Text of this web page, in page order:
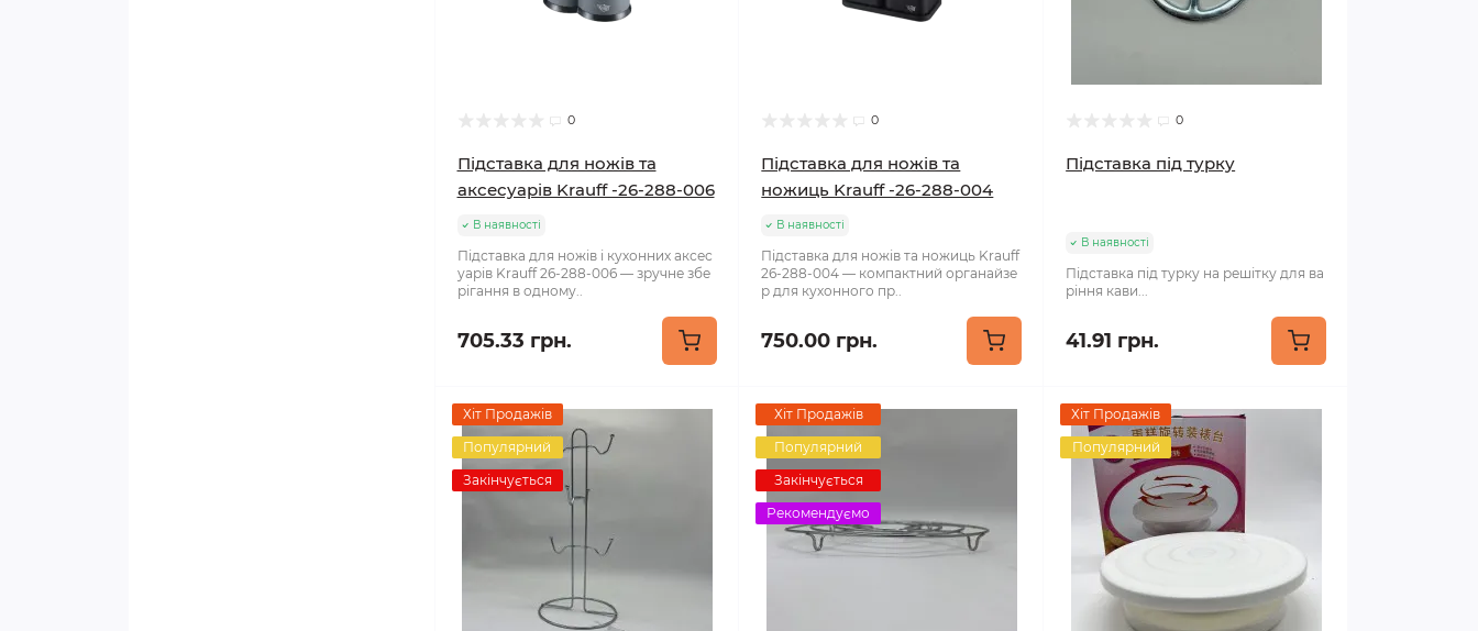
0
Підставка для ножів та
аксесуарів Krauff -26-288-006
В наявності
Підставка для ножів і кухонних аксес
уарів Krauff 26-288-006 — зручне збе
рігання в одному..
705.33 грн.
0
Підставка для ножів та
ножиць Krauff -26-288-004
В наявності
Підставка для ножів та ножиць Krauff
26-288-004 — компактний органайзе
р для кухонного пр..
750.00 грн.
0
Підставка під турку
В наявності
Підставка під турку на решітку для ва
ріння кави...
41.91 грн.
Хіт Продажів
Популярний
Закінчується
Хіт Продажів
Популярний
Закінчується
Рекомендуємо
Хіт Продажів
Популярний